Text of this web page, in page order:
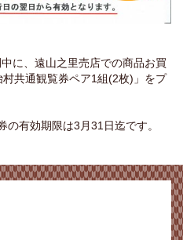
に、遠山之里売店での商品お買
村共通観覧券ペア1組(2枚)」をプ
有効期限は3月31日迄です。